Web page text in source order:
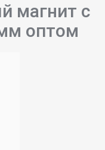
магнит с
оптом